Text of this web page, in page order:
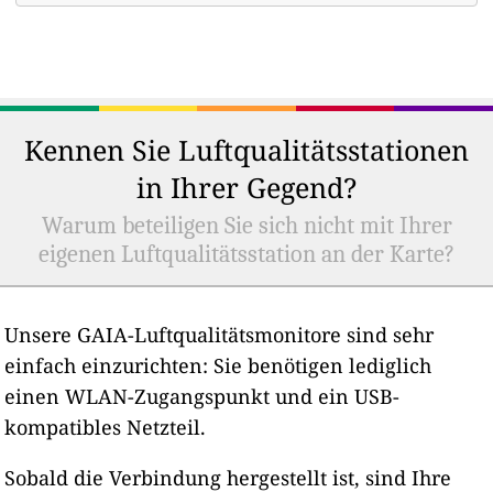
Kennen Sie Luftqualitätsstationen
in Ihrer Gegend?
Warum beteiligen Sie sich nicht mit Ihrer
eigenen Luftqualitätsstation an der Karte?
Unsere GAIA-Luftqualitätsmonitore sind sehr
einfach einzurichten: Sie benötigen lediglich
einen WLAN-Zugangspunkt und ein USB-
kompatibles Netzteil.
Sobald die Verbindung hergestellt ist, sind Ihre